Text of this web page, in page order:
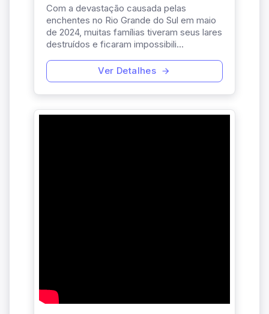
Com a devastação causada pelas
enchentes no Rio Grande do Sul em maio
de 2024, muitas famílias tiveram seus lares
destruídos e ficaram impossibili...
Ver Detalhes